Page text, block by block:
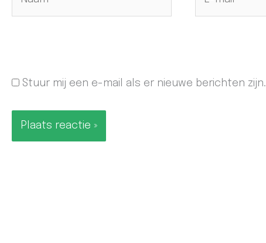
Stuur mij een e-mail als er nieuwe berichten zijn.